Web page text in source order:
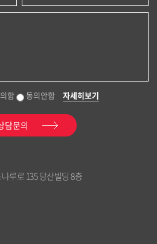
함 동의안함 자세히보기
담문의
루로 135 당산빌딩 8층